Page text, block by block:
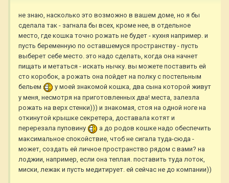
не знаю, насколько это возможно в вашем доме, но я бы
сделала так - загнала бы всех, кроме нее, в отдельное
место, где кошка точно рожать не будет - кухня например. и
пусть беременную по оставшемуся пространству - пусть
выберет себе место. это надо сделать, когда она начнет
пищать и метаться - искать нычку. вы можете поставить ей
сто коробок, а рожать она пойдет на полку с постельным
бельем
у моей знакомой кошка, два сына которой живут
у меня, несмотря на приготовленных два! места, залезла
рожать на верх стенки))) и знакомая, стоя на одной ноге на
откинутой крышке секретера, доставала котят и
перерезала пуповину
а до родов кошке надо обеспечить
максимальное спокойствие, чтоб не сигала туда-сюда -
может, создать ей личное пространство рядом с вами? на
лоджии, например, если она теплая. поставить туда лоток,
миски, лежак и пусть медитирует. ей сейчас не до компании))